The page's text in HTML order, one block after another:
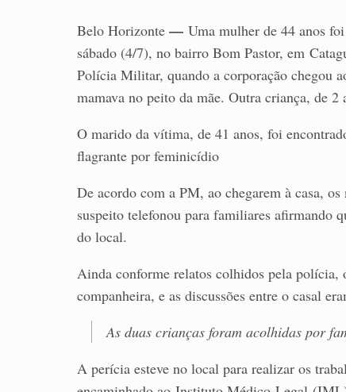
Belo Horizonte — Uma mulher de 44 anos
sábado (4/7), no bairro Bom Pastor, em
Polícia Militar, quando a corporação chegou
mamava no peito da mãe. Outra criança, de
O marido da vítima, de 41 anos, foi
flagrante por feminicídio
De acordo com a PM, ao chegarem à casa,
suspeito telefonou para familiares afirmando
do local.
Ainda conforme relatos colhidos pela polícia,
companheira, e as discussões entre o casal
As duas crianças foram acolhidas por
A perícia esteve no local para realizar os